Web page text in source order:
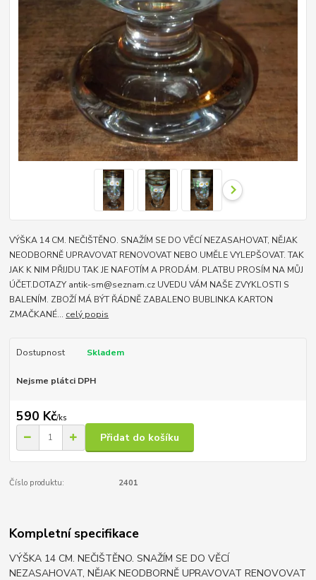
VÝŠKA 14 CM. NEČIŠTĚNO. SNAŽÍM SE DO VĚCÍ NEZASAHOVAT, NĚJAK
NEODBORNĚ UPRAVOVAT RENOVOVAT NEBO UMĚLE VYLEPŠOVAT. TAK
JAK K NIM PŘIJDU TAK JE NAFOTÍM A PRODÁM. PLATBU PROSÍM NA MŮJ
ÚČET.DOTAZY antik-sm@seznam.cz UVEDU VÁM NAŠE ZVYKLOSTI S
BALENÍM. ZBOŽÍ MÁ BÝT ŘÁDNĚ ZABALENO BUBLINKA KARTON
ZMAČKANÉ... celý popis
Dostupnost Skladem
Nejsme plátci DPH
590 Kč/ks
Přidat do košíku
Číslo produktu: 2401
Kompletní specifikace
VÝŠKA 14 CM. NEČIŠTĚNO. SNAŽÍM SE DO VĚCÍ
NEZASAHOVAT, NĚJAK NEODBORNĚ UPRAVOVAT RENOVOVAT